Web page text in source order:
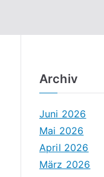
Archiv
Juni 2026
Mai 2026
April 2026
März 2026